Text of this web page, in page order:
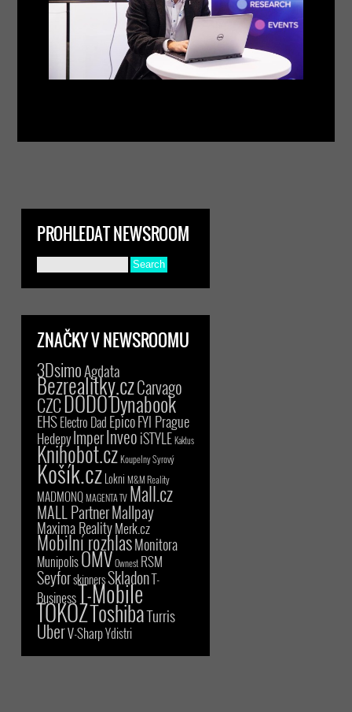
PROHLEDAT NEWSROOM
ZNAČKY V NEWSROOMU
3DsimoAgdata
Bezrealitky.czCarvago
CZCDODODynabook
EHSElectro Dad EpicoFYI Prague
HedepyImperInveoiSTYLE Kaktus
Knihobot.czKoupelny Syrový
Košík.czLokni M&M Reality
MADMONQMAGENTA TV Mall.cz
MALL PartnerMallpay
Maxima RealityMerk.cz
Mobilní rozhlasMonitora
MunipolisOMVOwnest RSM
SeyforskinnersSkladonT-
BusinessT-Mobile
TOKOZToshibaTurris
UberV-SharpYdistri